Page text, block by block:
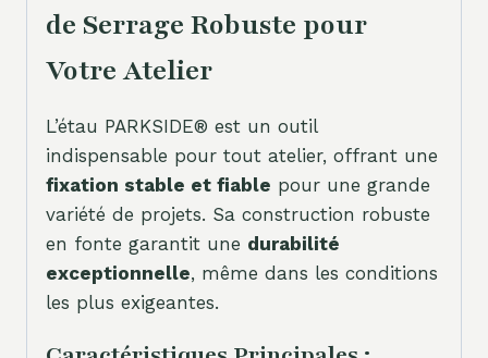
de Serrage Robuste pour
Votre Atelier
L’étau PARKSIDE® est un outil
indispensable pour tout atelier, offrant une
fixation stable et fiable pour une grande
variété de projets. Sa construction robuste
en fonte garantit une durabilité
exceptionnelle, même dans les conditions
les plus exigeantes.